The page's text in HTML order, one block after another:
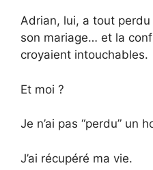
Adrian, lui, a tout
son mariage… et la
croyaient intouchables.
Et moi ?
Je n’ai pas “perdu” un
J’ai récupéré ma vie.